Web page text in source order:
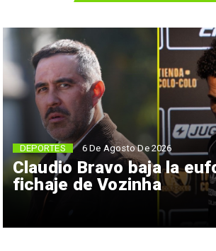
Claudio Bravo baja la
fichaje de Vozinha
DEPORTES 6 De Agosto De 2026